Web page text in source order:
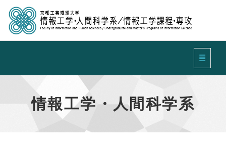
ナビゲ
情報工学・人間科学系